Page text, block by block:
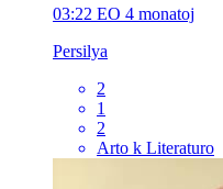
03:22 EO 4 monatoj
Persilya
2
1
2
Arto k Literaturo